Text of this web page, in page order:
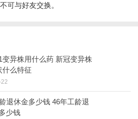
可与好友交换。
变异株用什么药 新冠变异株
什么特征
退休金多少钱 46年工龄退
少钱